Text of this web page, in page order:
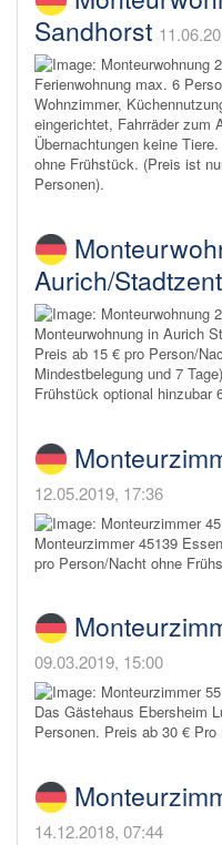
Sandhorst
Ferienwohnung max. 6
Wohnzimmer,
eingerichtet, Fahrräder zum
Übernachtungen keine
ohne Frühstück. (Preis ist
Personen).
Aurich/
Monteurwohnung in Aurich
Preis ab 15 € pro Person/
Mindestbelegung und 7
Frühstück optional hinzubar
12.05.2019, 17:36
Monteurzimmer 45139
pro Person/Nacht ohne
09.03.2019, 15:00
Das Gästehaus Ebersheim
Personen. Preis ab 30 €
14.12.2018, 07:44